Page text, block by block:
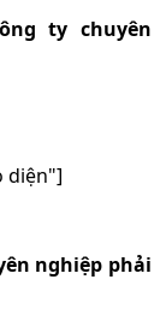
ty chuyên
diện"]
nghiệp phải